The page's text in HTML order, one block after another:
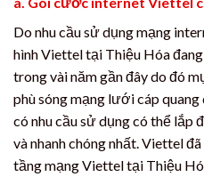
Do nhu cầu sử dụng mạng
hình Viettel tại Thiệu Hóa
trong vài năm gần đây do đó
phù sóng mạng lưới cáp
có nhu cầu sử dụng có thể lắp
và nhanh chóng nhất. Viettel
tầng mạng Viettel tại Thiệu